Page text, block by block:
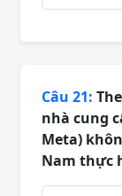
Câu 21:
nhà cung
Meta)
Nam thực